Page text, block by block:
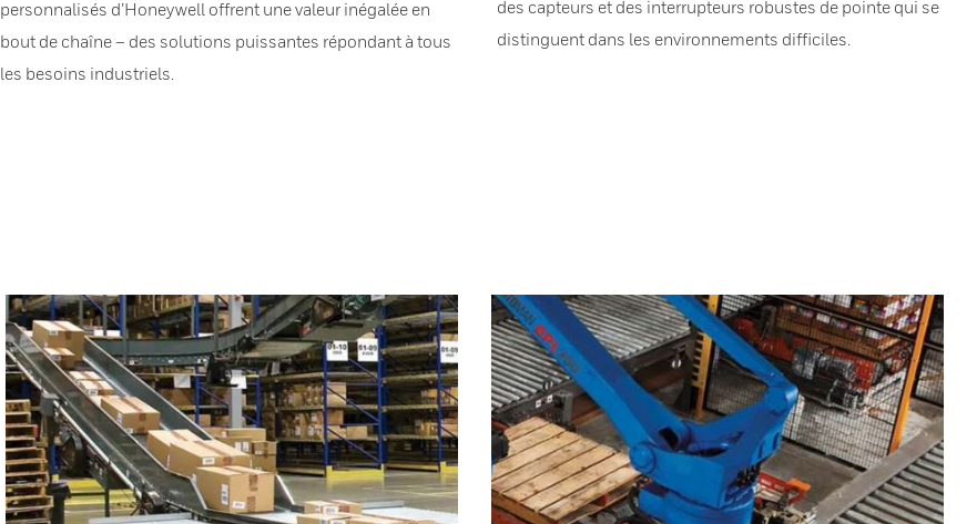
personnalisés d’Honeywell offrent une valeur inégalée en
bout de chaîne – des solutions puissantes répondant à tous
les besoins industriels.
des capteurs et des interrupteurs robustes de pointe qui se
distinguent dans les environnements difficiles.